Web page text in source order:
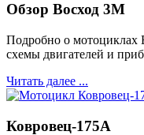
Обзор Восход 3М
Подробно о мотоциклах
схемы двигателей и
Читать далее ...
Ковровец-175А